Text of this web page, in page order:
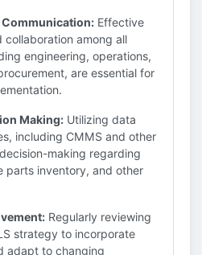
Effective
collaboration among all
engineering, operations,
are essential for
Making: Utilizing data
including CMMS and other
making regarding
parts inventory, and other
Regularly reviewing
strategy to incorporate
adapt to changing